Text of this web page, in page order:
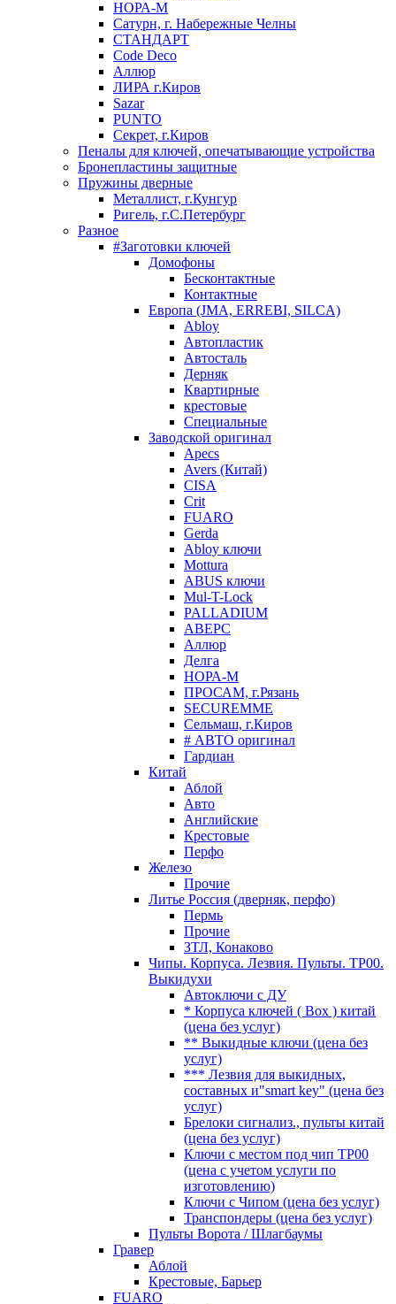
НОРА-М
Сатурн, г. Набережные Челны
СТАНДАРТ
Code Deco
Аллюр
ЛИРА г.Киров
Sazar
PUNTO
Секрет, г.Киров
Пеналы для ключей, опечатывающие устройства
Бронепластины защитные
Пружины дверные
Металлист, г.Кунгур
Ригель, г.С.Петербург
Разное
#Заготовки ключей
Домофоны
Бесконтактные
Контактные
Европа (JMA, ERREBI, SILCA)
Abloy
Автопластик
Автосталь
Дерняк
Квартирные
крестовые
Специальные
Заводской оригинал
Apecs
Avers (Китай)
CISA
Crit
FUARO
Gerda
Abloy ключи
Mottura
ABUS ключи
Mul-T-Lock
PALLADIUM
АВЕРС
Аллюр
Делга
НОРА-М
ПРОСАМ, г.Рязань
SECUREMME
Сельмаш, г.Киров
# АВТО оригинал
Гардиан
Китай
Аблой
Авто
Английские
Крестовые
Перфо
Железо
Прочие
Литье Россия (дверняк, перфо)
Пермь
Прочие
ЗТЛ, Конаково
Чипы. Корпуса. Лезвия. Пульты. TP00.
Выкидухи
Автоключи с ДУ
* Корпуса ключей ( Box ) китай
(цена без услуг)
** Выкидные ключи (цена без
услуг)
*** Лезвия для выкидных,
составных и"smart key" (цена без
услуг)
Брелоки сигнализ., пульты китай
(цена без услуг)
Ключи с местом под чип TP00
(цена с учетом услуги по
изготовлению)
Ключи с Чипом (цена без услуг)
Транспондеры (цена без услуг)
Пульты Ворота / Шлагбаумы
Гравер
Аблой
Крестовые, Барьер
FUARO